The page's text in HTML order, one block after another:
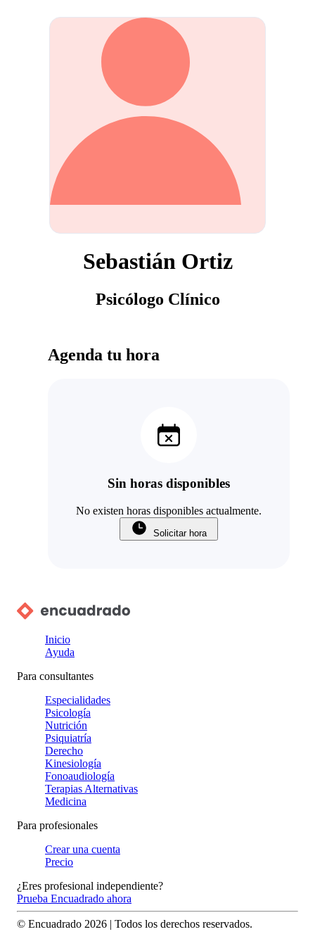
Sebastián Ortiz
Psicólogo Clínico
Agenda tu hora
Sin horas disponibles
No existen horas disponibles actualmente.
Solicitar hora
Inicio
Ayuda
Para consultantes
Especialidades
Psicología
Nutrición
Psiquiatría
Derecho
Kinesiología
Fonoaudiología
Terapias Alternativas
Medicina
Para profesionales
Crear una cuenta
Precio
¿Eres profesional independiente?
Prueba Encuadrado ahora
© Encuadrado 2026 | Todos los derechos reservados.